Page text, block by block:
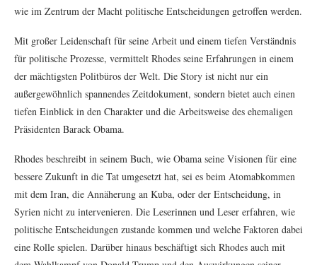
wie im Zentrum der Macht politische Entscheidungen getroffen werden.
Mit großer Leidenschaft für seine Arbeit und einem tiefen Verständnis
für politische Prozesse, vermittelt Rhodes seine Erfahrungen in einem
der mächtigsten Politbüros der Welt. Die Story ist nicht nur ein
außergewöhnlich spannendes Zeitdokument, sondern bietet auch einen
tiefen Einblick in den Charakter und die Arbeitsweise des ehemaligen
Präsidenten Barack Obama.
Rhodes beschreibt in seinem Buch, wie Obama seine Visionen für eine
bessere Zukunft in die Tat umgesetzt hat, sei es beim Atomabkommen
mit dem Iran, die Annäherung an Kuba, oder der Entscheidung, in
Syrien nicht zu intervenieren. Die Leserinnen und Leser erfahren, wie
politische Entscheidungen zustande kommen und welche Faktoren dabei
eine Rolle spielen. Darüber hinaus beschäftigt sich Rhodes auch mit